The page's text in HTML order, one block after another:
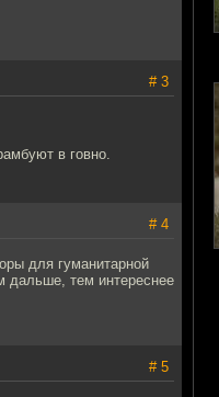
# 3
в говно.
# 4
для гуманитарной
тем интереснее
# 5